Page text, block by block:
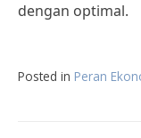
dengan optimal.
Posted in Peran